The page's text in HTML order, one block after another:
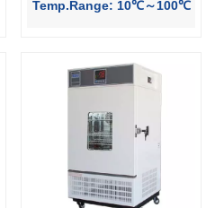
Temp.Range: 10℃～100℃